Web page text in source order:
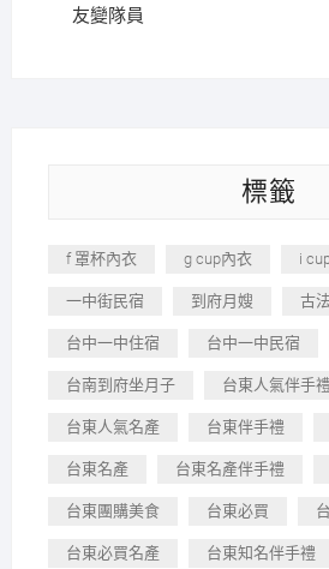
友變隊員
標籤
f 罩杯內衣 g cup內衣 i
一中街民宿 到府月嫂 古
台中一中住宿 台中一中民宿
台南到府坐月子 台東人氣伴手
台東人氣名產 台東伴手禮
台東名產 台東名產伴手禮
台東團購美食 台東必買
台東必買名產 台東知名伴手禮